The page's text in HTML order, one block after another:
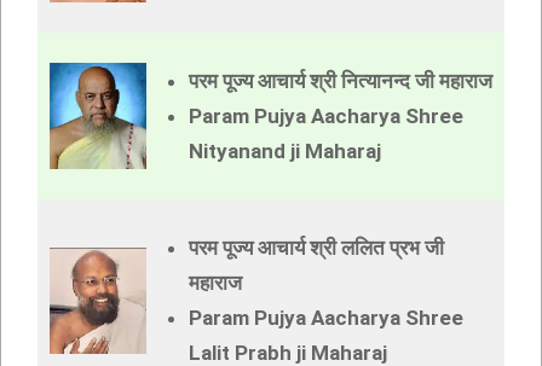
परम पूज्य आचार्य श्री नित्यानन्द जी महाराज
Param Pujya Aacharya Shree
Nityanand ji Maharaj
परम पूज्य आचार्य श्री ललित प्रभ जी
महाराज
Param Pujya Aacharya Shree
Lalit Prabh ji Maharaj